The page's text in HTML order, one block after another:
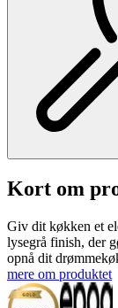
Kort om
Giv dit køkken et
lysegrå finish, der
opnå dit
mere om produktet